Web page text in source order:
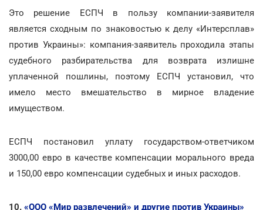
Это решение ЕСПЧ в пользу компании-заявителя
является сходным по знаковостью к делу «Интерсплав»
против Украины»: компания-заявитель проходила этапы
судебного разбирательства для возврата излишне
уплаченной пошлины, поэтому ЕСПЧ установил, что
имело место вмешательство в мирное владение
имуществом.
ЕСПЧ постановил уплату государством-ответчиком
3000,00 евро в качестве компенсации морального вреда
и 150,00 евро компенсации судебных и иных расходов.
10. «ООО «Мир развлечений» и другие против Украины»